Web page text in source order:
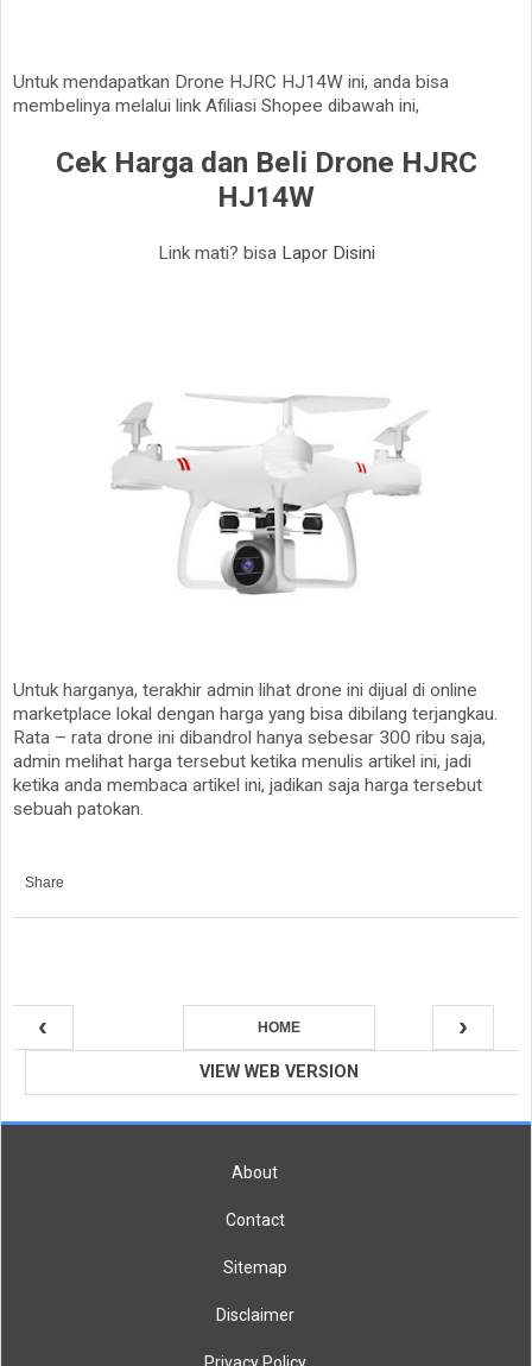
Untuk mendapatkan Drone HJRC HJ14W ini, anda bisa
membelinya melalui link Afiliasi Shopee dibawah ini,
Cek Harga dan Beli Drone HJRC
HJ14W
Link mati? bisa Lapor Disini
Untuk harganya, terakhir admin lihat drone ini dijual di online
marketplace lokal dengan harga yang bisa dibilang terjangkau.
Rata – rata drone ini dibandrol hanya sebesar 300 ribu saja,
admin melihat harga tersebut ketika menulis artikel ini, jadi
ketika anda membaca artikel ini, jadikan saja harga tersebut
sebuah patokan.
Share
‹ ›
HOME
VIEW WEB VERSION
About
Contact
Sitemap
Disclaimer